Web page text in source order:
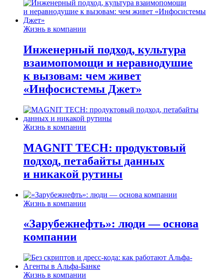
Жизнь в компании
Инженерный подход, культура
взаимопомощи и неравнодушие
к вызовам: чем живет
«Инфосистемы Джет»
Жизнь в компании
MAGNIT TECH: продуктовый
подход, петабайты данных
и никакой рутины
Жизнь в компании
«Зарубежнефть»: люди — основа
компании
Жизнь в компании